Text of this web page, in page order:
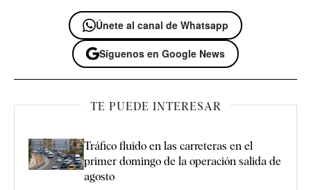
Únete al canal de Whatsapp
Síguenos en Google News
TE PUEDE INTERESAR
Tráfico fluido en las carreteras en el
primer domingo de la operación salida de
agosto